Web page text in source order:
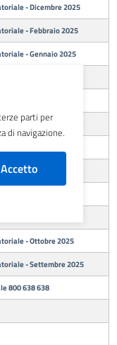
- Dicembre 2025
- Febbraio 2025
- Gennaio 2025
- Gennaio 2026
- Giugno 2025
- Luglio 2025
- Maggio 2025
- Marzo 2025
- Marzo 2026
- Novembre 2025
- Ottobre 2025
- Settembre 2025
800 638 638
parti per
di navigazione.
Accetto